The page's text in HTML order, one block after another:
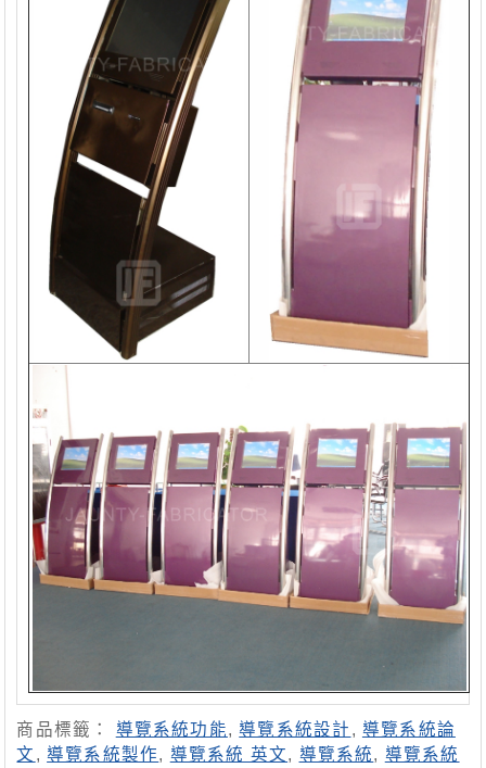
商品標籤： 導覽系統功能,導覽系統設計 , 導覽系統論
文 ,導覽系統製作, 導覽系統 英文, 導覽系統, 導覽系統